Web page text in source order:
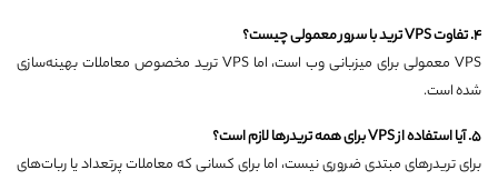
۴.تفاوت
ترید با سرور معمولی چیست؟
VPS معمولی برای میزبانی وب است، اما VPS ترید مخصوص معاملات بهینه‌سازی
شده است.
۵.آیا استفاده ازVPS
برای همه تریدرها لازم است؟
برای تریدرهای مبتدی ضروری نیست، اما برای کسانی که معاملات پرتعداد یا ربات‌های